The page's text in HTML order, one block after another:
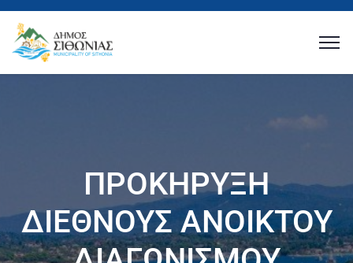
ΠΡΟΚΗΡΥΞΗ
ΔΙΕΘΝΟΥΣ ΑΝΟΙΚΤΟΥ